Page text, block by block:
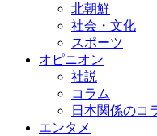
北朝鮮
社会・文化
スポーツ
オピニオン
社説
コラム
日本関係のコ
エンタメ